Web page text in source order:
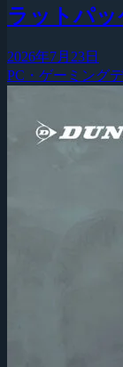
ラットパッ
2026年7月23日
PC・ゲーミング